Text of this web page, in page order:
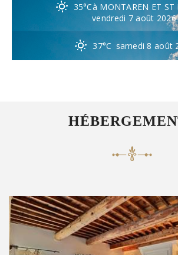
35°Cà MONTAREN ET ST
vendredi 7 août 2026
37°C samedi 8 août